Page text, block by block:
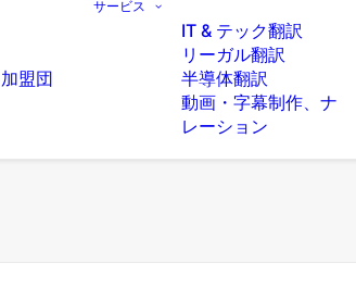
盟団
サービス
IT & テック翻訳
リーガル翻訳
半導体翻訳
動画・字幕制作、ナ
レーション